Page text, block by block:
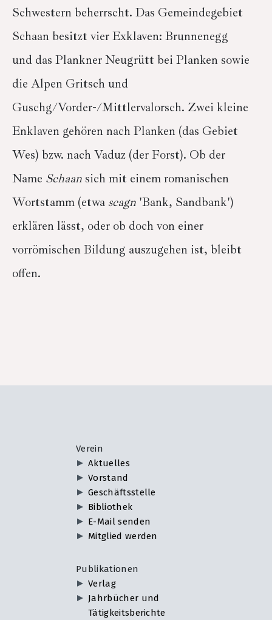
Schwestern beherrscht. Das Gemeindegebiet
Schaan besitzt vier Exklaven: Brunnenegg
und das Plankner Neugrütt bei Planken sowie
die Alpen Gritsch und
Guschg/Vorder-/Mittlervalorsch. Zwei kleine
Enklaven gehören nach Planken (das Gebiet
Wes) bzw. nach Vaduz (der Forst). Ob der
Name Schaan sich mit einem romanischen
Wortstamm (etwa scagn 'Bank, Sandbank')
erklären lässt, oder ob doch von einer
vorrömischen Bildung auszugehen ist, bleibt
offen.
Verein
Aktuelles
Vorstand
Geschäftsstelle
Bibliothek
E-Mail senden
Mitglied werden
Publikationen
Verlag
Jahrbücher und
Tätigkeitsberichte